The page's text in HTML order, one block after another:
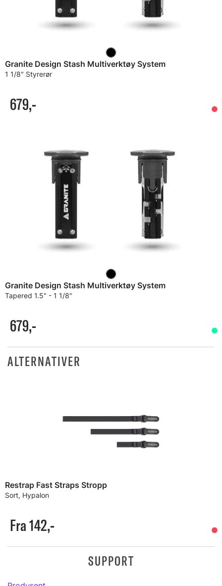
Granite Design Stash Multiverktøy System
1 1/8" Styrerør
679,-
Granite Design Stash Multiverktøy System
Tapered 1.5" - 1 1/8"
679,-
ALTERNATIVER
Restrap Fast Straps Stropp
Sort, Hypalon
Fra 142,-
SUPPORT